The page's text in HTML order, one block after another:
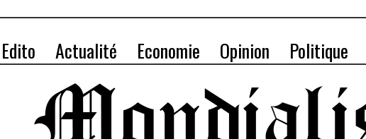
Edito Actualité Economie Opinion Politique